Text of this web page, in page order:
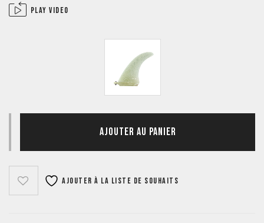
Play video
AJOUTER AU PANIER
Ajouter à la liste de souhaits